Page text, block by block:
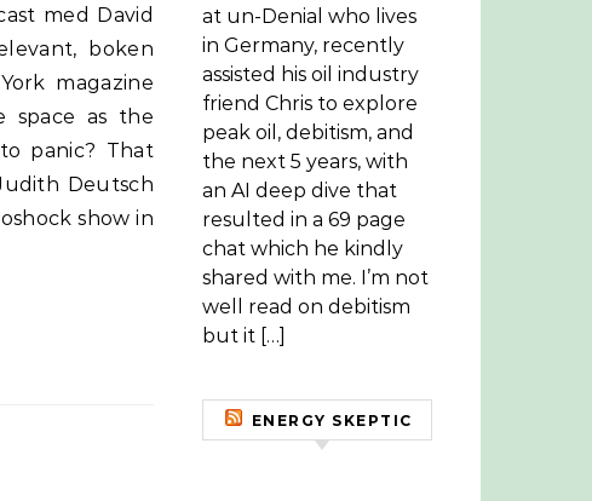
med David
boken
magazine
space as the
panic? That
Deutsch
show in
at un-Denial who lives
in Germany, recently
assisted his oil industry
friend Chris to explore
peak oil, debitism, and
the next 5 years, with
an AI deep dive that
resulted in a 69 page
chat which he kindly
shared with me. I’m not
well read on debitism
but it […]
ENERGY SKEPTIC